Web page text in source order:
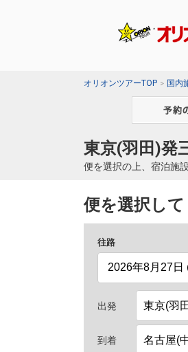
オリオンツアーTOP 国内
東京(羽田)発
便を選択の上、宿泊施
便を選択し
往路
出発
到着